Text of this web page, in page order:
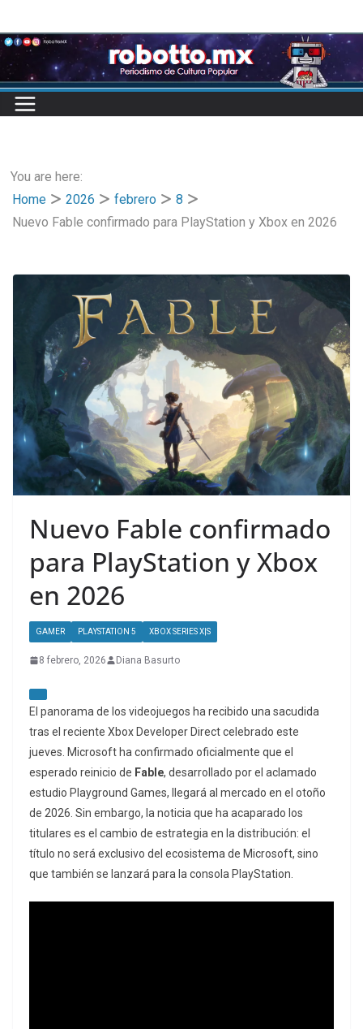
to
content
You are here:
Home
2026 febrero
8
Nuevo Fable confirmado para PlayStation y Xbox en 2026
Nuevo Fable confirmado
para PlayStation y Xbox
en 2026
GAMER PLAYSTATION 5 XBOX SERIES X|S
8 febrero, 2026 Diana Basurto
El panorama de los videojuegos ha recibido una sacudida
tras el reciente Xbox Developer Direct celebrado este
jueves. Microsoft ha confirmado oficialmente que el
esperado reinicio de Fable, desarrollado por el aclamado
estudio Playground Games, llegará al mercado en el otoño
de 2026. Sin embargo, la noticia que ha acaparado los
titulares es el cambio de estrategia en la distribución: el
título no será exclusivo del ecosistema de Microsoft, sino
que también se lanzará para la consola PlayStation.